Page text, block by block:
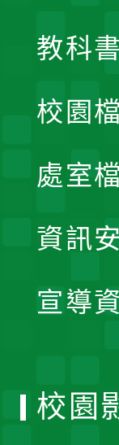
教科
校園
處室
資訊
宣導
校園